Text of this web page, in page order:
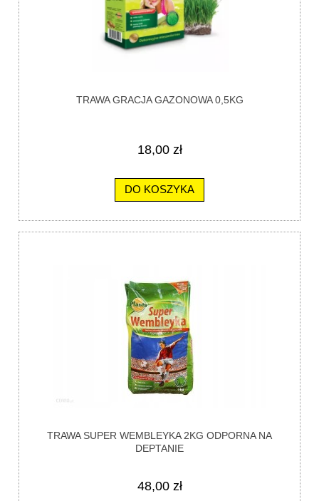
TRAWA GRACJA GAZONOWA 0,5KG
18,00 zł
DO KOSZYKA
TRAWA SUPER WEMBLEYKA 2KG ODPORNA NA
DEPTANIE
48,00 zł